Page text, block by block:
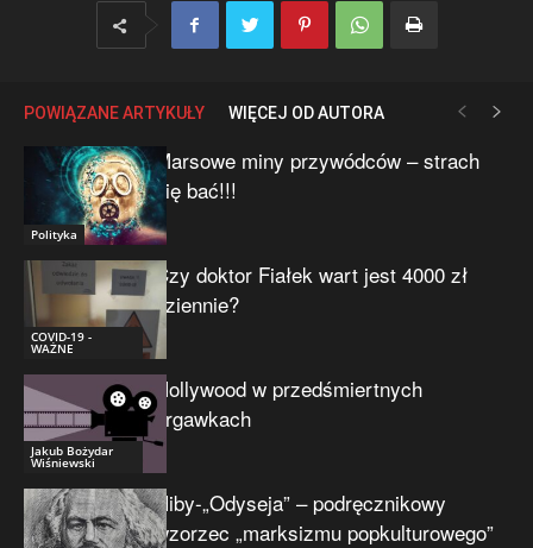
POWIĄZANE ARTYKUŁY WIĘCEJ OD AUTORA
Polityka
Marsowe miny przywódców – strach
się bać!!!
COVID-19 -
WAŻNE
Czy doktor Fiałek wart jest 4000 zł
dziennie?
Jakub Bożydar
Wiśniewski
Hollywood w przedśmiertnych
drgawkach
Niby-„Odyseja” – podręcznikowy
wzorzec „marksizmu popkulturowego”